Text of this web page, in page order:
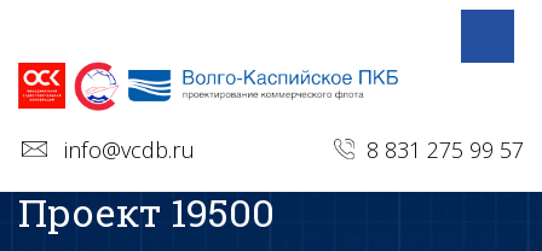
info@vcdb.ru 8 831 275 99 57
Проект 19500